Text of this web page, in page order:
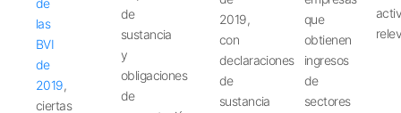
de
las
BVI
de
2019,
ciertas
de
sustancia
y
obligaciones
de
2019,
con
declaraciones
de
sustancia
que
obtienen
ingresos
de
sectores